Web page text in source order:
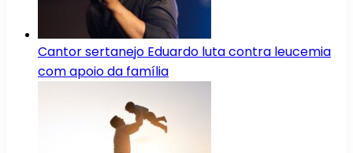
Cantor sertanejo Eduardo luta contra leucemia
com apoio da família